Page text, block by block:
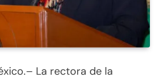
La rectora de la